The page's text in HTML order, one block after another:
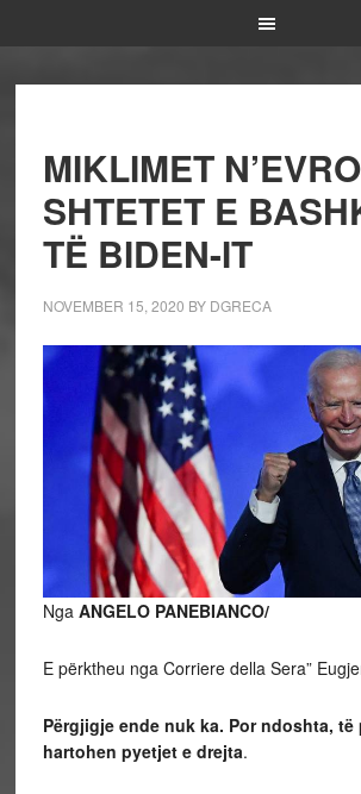
MIKLIMET
SHTETET E
TË BIDEN-IT
NOVEMBER 15, 2020 BY DGRECA
Nga ANGELO PANEBIANCO/
E përktheu nga Corriere della Sera”
Përgjigje ende nuk ka. Por ndoshta,
hartohen pyetjet e drejta.